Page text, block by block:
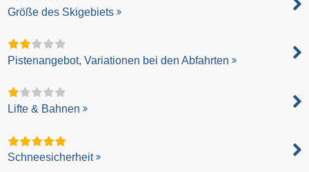
Größe des Skigebiets
Pistenangebot, Variationen bei den Abfahrten
Lifte & Bahnen
Schneesicherheit